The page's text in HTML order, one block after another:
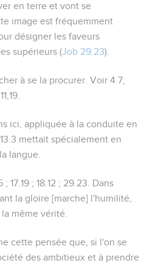
en terre et vont se
image est fréquemment
désigner les faveurs
supérieurs (Job 29.23).
à se la procurer. Voir4.7
ici, appliquée à la conduite en
13.3 mettait spécialement en
langue.
; 17.19 ; 18.12 ; 29.23 . Dans
la gloire [marche] l'humilité
même vérité.
cette pensée que, si l'on se
des ambitieux et à prendre